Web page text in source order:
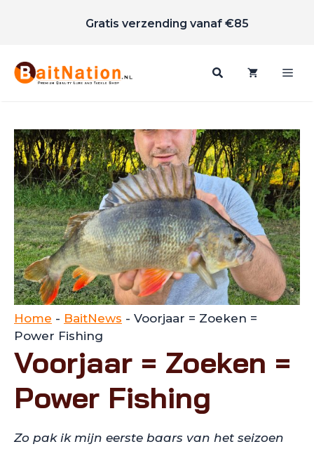
inhoud
Gratis verzending vanaf €85
Home - BaitNews - Voorjaar = Zoeken =
Power Fishing
Voorjaar = Zoeken =
Power Fishing
Zo pak ik mijn eerste baars van het seizoen